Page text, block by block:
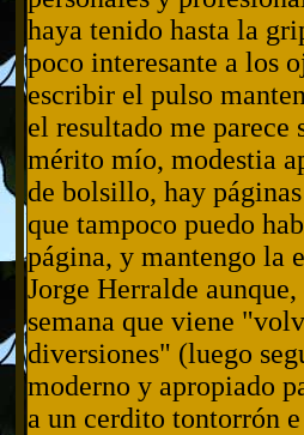
haya tenido hasta la
poco interesante a los
escribir el pulso
el resultado me
mérito mío, modestia
de bolsillo, hay
que tampoco puedo
página, y mantengo la
Jorge Herralde
semana que viene
diversiones" (luego
moderno y apropiado
a un cerdito tontorrón